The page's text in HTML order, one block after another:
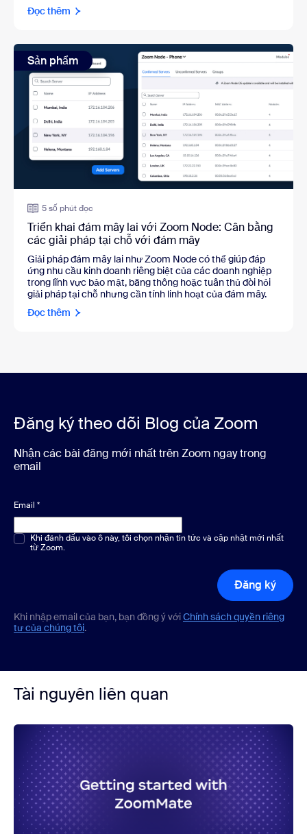
Đọc thêm
Sản phẩm
5 số phút đọc
Triển khai đám mây lai với Zoom Node: Cân bằng
các giải pháp tại chỗ với đám mây
Giải pháp đám mây lai như Zoom Node có thể giúp đáp
ứng nhu cầu kinh doanh riêng biệt của các doanh nghiệp
trong lĩnh vực bảo mật, băng thông hoặc tuân thủ đòi hỏi
giải pháp tại chỗ nhưng cần tính linh hoạt của đám mây.
Đọc thêm
Đăng ký theo dõi Blog của Zoom
Nhận các bài đăng mới nhất trên Zoom ngay trong
email
Email *
Chọn một hoặc nhiều phương án*
Khi đánh dấu vào ô này, tôi chọn nhận tin tức và cập nhật mới nhất
từ Zoom.
Đăng ký
Khi nhập email của bạn, bạn đồng ý vớiChính sách quyền riêng
tư của chúng tôi.
Tài nguyên liên quan